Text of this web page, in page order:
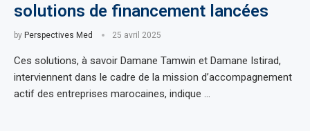
solutions de financement lancées
by Perspectives Med 25 avril 2025
Ces solutions, à savoir Damane Tamwin et Damane Istirad,
interviennent dans le cadre de la mission d’accompagnement
actif des entreprises marocaines, indique …